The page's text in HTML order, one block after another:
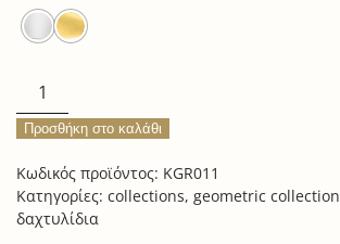
circle
ring
ποσότητα
Προσθήκη στο καλάθι
Κωδικός προϊόντος: KGR011
Κατηγορίες: collections, geometric collection
δαχτυλίδια